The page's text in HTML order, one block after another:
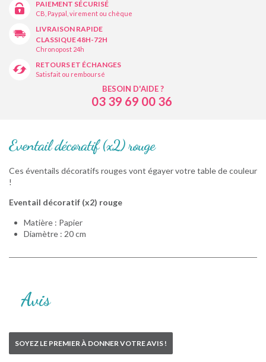
PAIEMENT SÉCURISÉ
CB, Paypal, virement ou chèque
LIVRAISON RAPIDE
CLASSIQUE 48H-72H
Chronopost 24h
RETOURS ET ÉCHANGES
Satisfait ou remboursé
BESOIN D'AIDE ?
03 39 69 00 36
Eventail décoratif (x2) rouge
Ces éventails décoratifs rouges vont égayer votre table de couleur
!
Eventail décoratif (x2) rouge
Matière : Papier
Diamètre : 20 cm
Avis
SOYEZ LE PREMIER À DONNER VOTRE AVIS !